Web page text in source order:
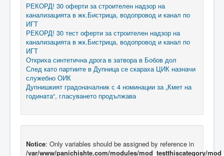
РЕКОРД! 30 оферти за строителен надзор на
канализацията в жк.Бистрица, водопровод и канал по
ИГТ
РЕКОРД! 30 тест оферти за строителен надзор на
канализацията в жк.Бистрица, водопровод и канал по
ИГТ
Откриха синтетична дрога в затвора в Бобов дол
След като партиите в Дупница се скараха ЦИК назначи
служебно ОИК
Дупнишкият градоначалник с 4 номинации за „Кмет на
годината“, гласуването продължава
Notice: Only variables should be assigned by reference in
/var/www/panichishte.com/modules/mod_testthiscategory/